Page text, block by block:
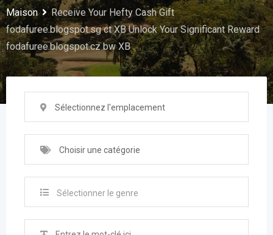
Maison
Receive Your Hefty Cash Gift
fodafuree.blogspot.sg ct XB Unlock Your Significant Reward
fodafuree.blogspot.cz bw XB
Sélectionnez l'emplacement
Choisir une catégorie
Sélectionner le genre